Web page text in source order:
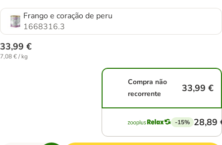
Frango e coração de peru
1668316.3
33,99 €
7,08 € / kg
Compra não
recorrente
33,99 €
-15% 28,89